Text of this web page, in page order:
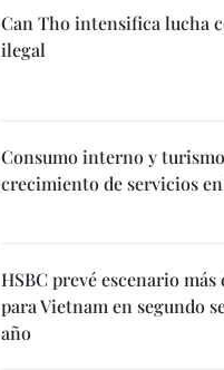
Can Tho intensifica lucha
ilegal
Consumo interno y
crecimiento de servicios
HSBC prevé escenario más
para Vietnam en segundo
año